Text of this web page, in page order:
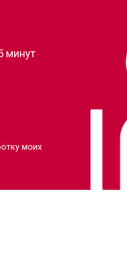
от 110 мин
от 70 мин
минут
моих